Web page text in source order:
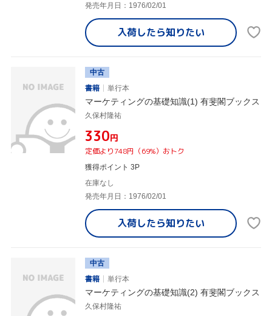
発売年月日：1976/02/01
入荷したら知りたい
中古
書籍
単行本
マーケティングの基礎知識(1) 有斐閣ブックス
久保村隆祐
¥330円
定価より748円（69%）おトク
獲得ポイント 3P
在庫なし
発売年月日：1976/02/01
入荷したら知りたい
中古
書籍
単行本
マーケティングの基礎知識(2) 有斐閣ブックス
久保村隆祐